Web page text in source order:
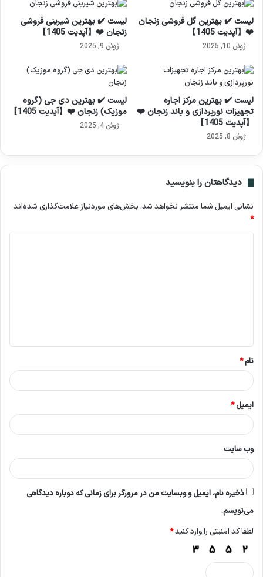
لیست ✔️ بهترین گل فروشی زنجان
❤️【آپدیت 1405】
ژوئن 10, 2025
لیست ✔️ بهترین شیرینی فروشی
زنجان ❤️【آپدیت 1405】
ژوئن 9, 2025
لیست ✔️ بهترین مرکز اجاره
تجهیزات نورپردازی و باند زنجان ❤️
【آپدیت 1405】
ژوئن 8, 2025
لیست ✔️ بهترین دی جی (گروه
موزیک) زنجان ❤️【آپدیت 1405】
ژوئن 4, 2025
دیدگاهتان را بنویسید
نشانی ایمیل شما منتشر نخواهد شد. بخش‌های موردنیاز علامت‌گذاری شده‌اند
*
*
نام*
ایمیل*
وب‌ سایت
ذخیره نام، ایمیل و وبسایت من در مرورگر برای زمانی که دوباره دیدگاهی
می‌نویسم.
لطفا کد امنیتی را وارد کنید*